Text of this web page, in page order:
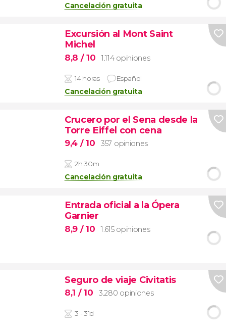
Cancelación gratuita
Excursión al Mont Saint
Michel
8,8 / 10 1.114 opiniones
14 horas Español
Cancelación gratuita
Crucero por el Sena desde la
Torre Eiffel con cena
9,4 / 10 357 opiniones
2h 30m
Cancelación gratuita
Entrada oficial a la Ópera
Garnier
8,9 / 10 1.615 opiniones
Seguro de viaje Civitatis
8,1 / 10 3.280 opiniones
3 - 31d